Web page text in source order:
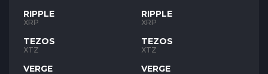
RIPPLE
XRP
TEZOS
XTZ
VERGE
RIPPLE
XRP
TEZOS
XTZ
VERGE